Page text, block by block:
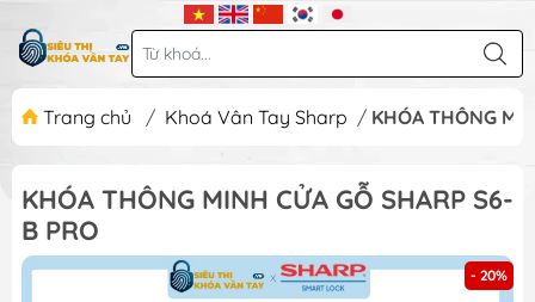
Trang chủ / Khoá Vân Tay Sharp / KHÓA THÔNG
KHÓA THÔNG MINH CỬA GỖ SHARP S6-
B PRO
- 20%